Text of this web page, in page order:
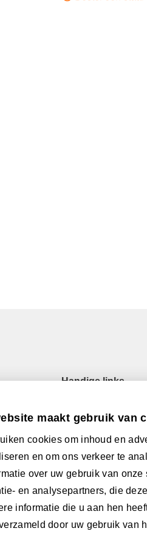
Handige links
Veelgestelde
Downloads
Algemene
Met de steun van:
maakt gebruik van
cookies om inhoud en
en om ons verkeer te
over uw gebruik van onze
en analysepartners, die
informatie die u aan hen
door uw gebruik van